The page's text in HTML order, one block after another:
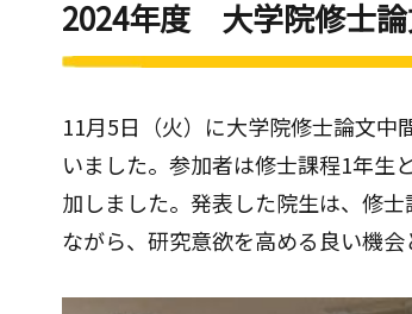
2024年度 大学院修士
11月5日（火）に大学院修士論文
いました。参加者は修士課程1年生
加しました。発表した院生は、修
ながら、研究意欲を高める良い機